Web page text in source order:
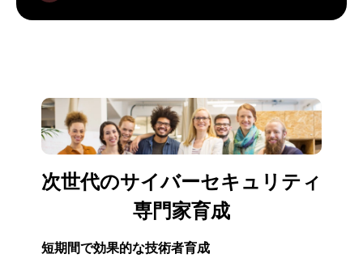
次世代のサイバーセキュリティ
専門家育成
短期間で効果的な技術者育成